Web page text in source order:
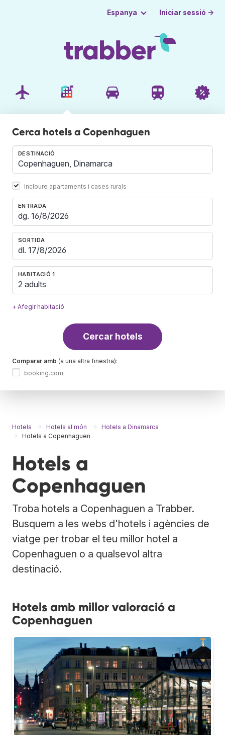
Espanya Iniciar sessió →
Cerca hotels a Copenhaguen
DESTINACIÓ
Incloure apartaments i cases rurals
ENTRADA
SORTIDA
HABITACIÓ 1
2 adults
+ Afegir habitació
Cercar hotels
Comparar amb (a una altra finestra):
booking.com
Hotels Hotels al món
Hotels a Dinamarca
Hotels a Copenhaguen
Hotels a
Copenhaguen
Troba hotels a Copenhaguen a Trabber.
Busquem a les webs d'hotels i agències de
viatge per trobar el teu millor hotel a
Copenhaguen o a qualsevol altra
destinació.
Hotels amb millor valoració a
Copenhaguen